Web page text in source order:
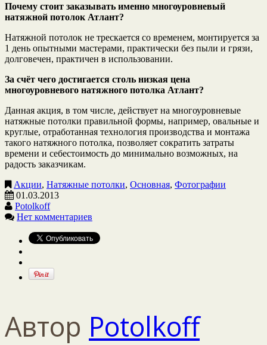
Почему стоит заказывать именно многоуровневый
натяжной потолок Атлант?
Натяжной потолок не трескается со временем, монтируется за
1 день опытными мастерами, практически без пыли и грязи,
долговечен, практичен в использовании.
За счёт чего достигается столь низкая цена
многоуровневого натяжного потолка Атлант?
Данная акция, в том числе, действует на многоуровневые
натяжные потолки правильной формы, например, овальные и
круглые, отработанная технология производства и монтажа
такого натяжного потолка, позволяет сократить затраты
времени и себестоимость до минимально возможных, на
радость заказчикам.
Акции, Натяжные потолки, Основная, Фотографии
01.03.2013
Potolkoff
Нет комментариев
Автор Potolkoff